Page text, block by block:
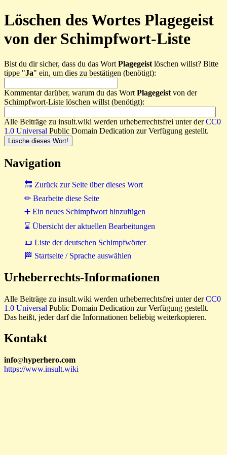
Löschen des Wortes Plagegeist
von der Schimpfwort-Liste
Bist du dir sicher, dass du das Wort Plagegeist löschen willst? Bitte
tippe "Ja" ein, um dies zu bestätigen (benötigt):
Kommentar darüber, warum du das Wort Plagegeist von der
Schimpfwort-Liste löschen willst (benötigt):
Alle Beiträge zu insult.wiki werden urheberrechtsfrei unter derCC0
1.0 Universal Public Domain Dedication zur Verfügung gestellt.
Navigation
🔙 Zurück zur Seite über dieses Wort
✏ Bearbeite diese Seite
➕ Ein neues Schimpfwort hinzufügen
⌛ Übersicht der aktuellen Bearbeitungen
📜 Liste der deutschen Schimpfwörter
🏁 Startseite / Sprache auswählen
Urheberrechts-Informationen
Alle Beiträge zu insult.wiki werden urheberrechtsfrei unter derCC0
1.0 Universal Public Domain Dedication zur Verfügung gestellt.
Das heißt, jeder darf die Informationen beliebig weiterkopieren.
Kontakt
info@hyperhero.com
https://www.insult.wiki